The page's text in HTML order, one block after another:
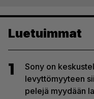
Luetuimmat
1
Sony on
levyttömyyteen
pelejä myydään